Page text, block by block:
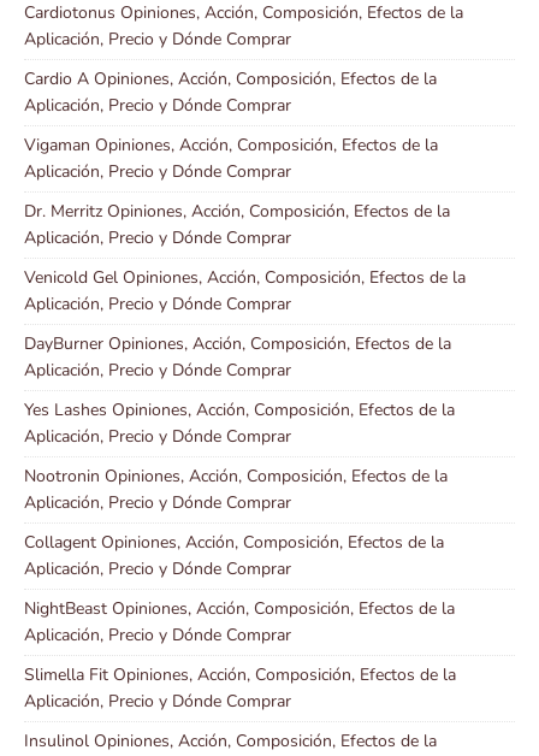
Cardiotonus Opiniones, Acción, Composición, Efectos de la
Aplicación, Precio y Dónde Comprar
Cardio A Opiniones, Acción, Composición, Efectos de la
Aplicación, Precio y Dónde Comprar
Vigaman Opiniones, Acción, Composición, Efectos de la
Aplicación, Precio y Dónde Comprar
Dr. Merritz Opiniones, Acción, Composición, Efectos de la
Aplicación, Precio y Dónde Comprar
Venicold Gel Opiniones, Acción, Composición, Efectos de la
Aplicación, Precio y Dónde Comprar
DayBurner Opiniones, Acción, Composición, Efectos de la
Aplicación, Precio y Dónde Comprar
Yes Lashes Opiniones, Acción, Composición, Efectos de la
Aplicación, Precio y Dónde Comprar
Nootronin Opiniones, Acción, Composición, Efectos de la
Aplicación, Precio y Dónde Comprar
Collagent Opiniones, Acción, Composición, Efectos de la
Aplicación, Precio y Dónde Comprar
NightBeast Opiniones, Acción, Composición, Efectos de la
Aplicación, Precio y Dónde Comprar
Slimella Fit Opiniones, Acción, Composición, Efectos de la
Aplicación, Precio y Dónde Comprar
Insulinol Opiniones, Acción, Composición, Efectos de la